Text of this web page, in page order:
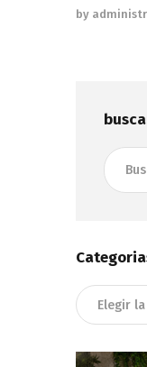
by
Buscar:
Categorias